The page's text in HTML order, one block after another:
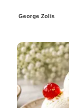
Posted
George Zolis